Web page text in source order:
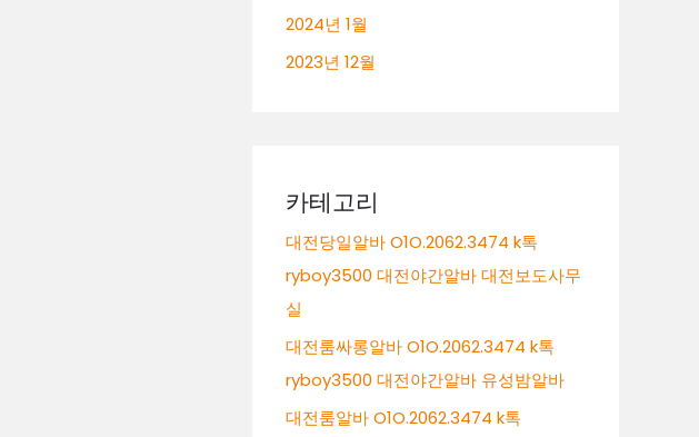
2024년 1월
2023년 12월
카테고리
대전당일알바 O1O.2062.3474 k톡
ryboy3500 대전야간알바 대전보도사무
실
대전룸싸롱알바 O1O.2062.3474 k톡
ryboy3500 대전야간알바 유성밤알바
대전룸알바 O1O.2062.3474 k톡